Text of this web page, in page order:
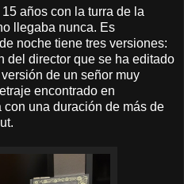
años con la turra de la
llegaba nunca. Es
noche tiene tres versiones:
del director que se ha editado
de un señor muy
encontrado en
una duración de más de